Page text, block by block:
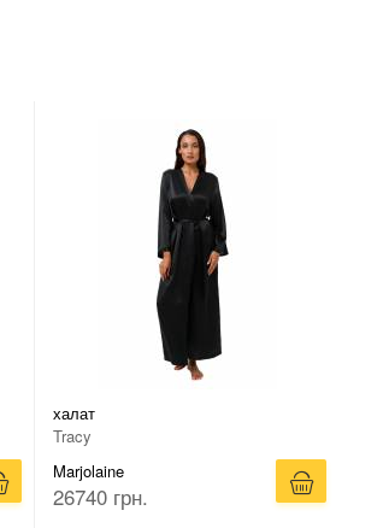
халат
Tracy
Marjolaine
26740 грн.